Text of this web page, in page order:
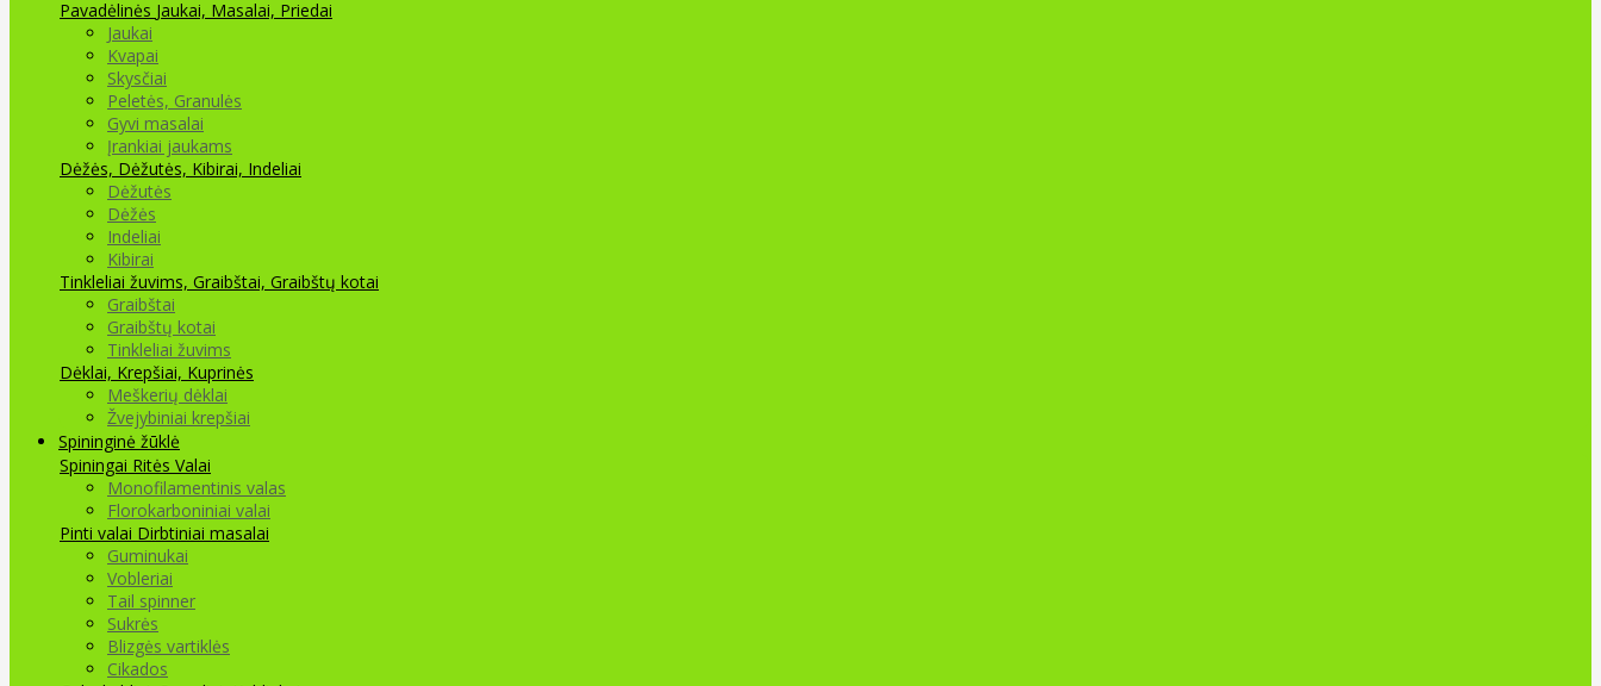
Pavadėlinės Jaukai, Masalai, Priedai
Jaukai
Kvapai
Skysčiai
Peletės, Granulės
Gyvi masalai
Įrankiai jaukams
Dėžės, Dėžutės, Kibirai, Indeliai
Dėžutės
Dėžės
Indeliai
Kibirai
Tinkleliai žuvims, Graibštai, Graibštų kotai
Graibštai
Graibštų kotai
Tinkleliai žuvims
Dėklai, Krepšiai, Kuprinės
Meškerių dėklai
Žvejybiniai krepšiai
Spininginė žūklė
Spiningai Ritės Valai
Monofilamentinis valas
Florokarboniniai valai
Pinti valai Dirbtiniai masalai
Guminukai
Vobleriai
Tail spinner
Sukrės
Blizgės vartiklės
Cikados